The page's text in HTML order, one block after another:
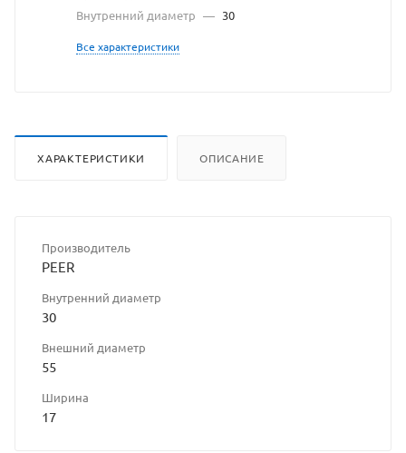
Внутренний диаметр — 30
Все характеристики
ХАРАКТЕРИСТИКИ ОПИСАНИЕ
Производитель
PEER
Внутренний диаметр
30
Внешний диаметр
55
Ширина
17